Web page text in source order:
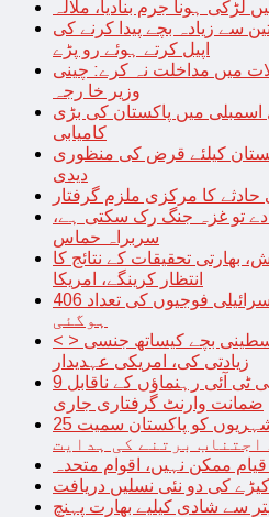
لڑکی ہونا جرم بنادیا، ملالہ
سے زیادہ بچے پیدا کرنے کی
اپیل کرتے ہوئے رو پڑے
میں مداخلت نہ کرے: چینی
وزیر خا رجہ
اسمبلی میں پاکستان کی بڑی
کامیابی
کیلئے قرض کی منظوری
دیدی
حادثے کا مرکزی ملزم گرفتار
دے تو غزہ جنگ رک سکتی ہے،
سربراہ حماس
بھارتی تحقیقات کے نتائج کا
انتظار کرینگے، امریکا
غزہ کے آپریشن میں ہلاک اسرائیلی فوجیوں کی تعداد 406
ہوگئی
< > اسرائیلی فوج نے جیل میں فلسطینی بچے کیساتھ جنسی
زیادتی کی، امریکی عہدیدار
9 مئی جلاؤگھیراؤ کیس: 8 پی ٹی آئی رہنماؤں کے ناقابل
ضمانت وارنٹ گرفتاری جاری
سعودی عرب کی اپنے شہریوں کو پاکستان سمیت 25
اجتناب برتنے کی ہدایت
ممکن نہیں، اقوام متحدہ
کیڑے کی دو نئی نسلیں دریافت
سے شادی کیلیے بھارت پہنچ